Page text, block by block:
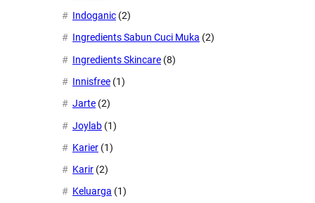
Indoganic (2)
Ingredients Sabun Cuci Muka (2)
Ingredients Skincare (8)
Innisfree (1)
Jarte (2)
Joylab (1)
Karier (1)
Karir (2)
Keluarga (1)